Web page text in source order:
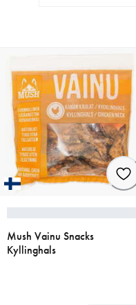
Mush Vainu Snacks
Kyllinghals